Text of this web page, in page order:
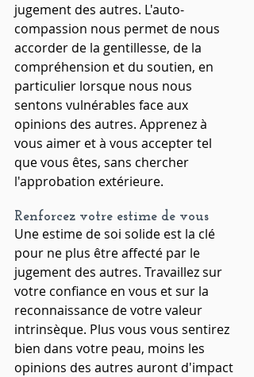
jugement des autres. L'auto-
compassion nous permet de nous
accorder de la gentillesse, de la
compréhension et du soutien, en
particulier lorsque nous nous
sentons vulnérables face aux
opinions des autres. Apprenez à
vous aimer et à vous accepter tel
que vous êtes, sans chercher
l'approbation extérieure.
Renforcez votre estime de vous
Une estime de soi solide est la clé
pour ne plus être affecté par le
jugement des autres. Travaillez sur
votre confiance en vous et sur la
reconnaissance de votre valeur
intrinsèque. Plus vous vous sentirez
bien dans votre peau, moins les
opinions des autres auront d'impact